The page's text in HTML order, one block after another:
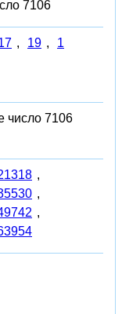
7106
, 19 , 1
число 7106
,
,
,